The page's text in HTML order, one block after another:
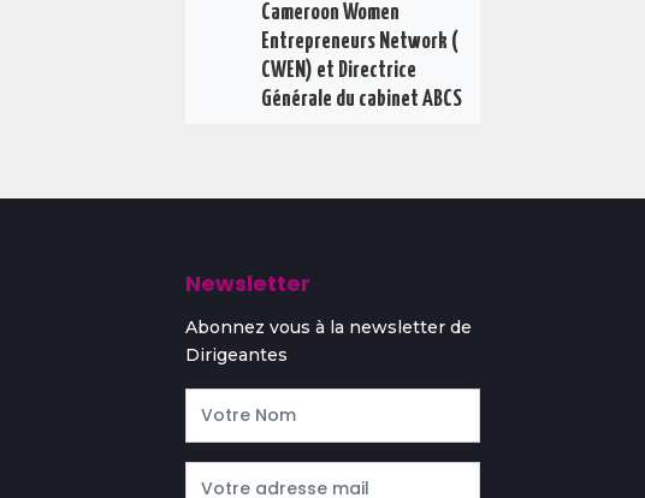
Cameroon Women
Entrepreneurs Network (
CWEN) et Directrice
Générale du cabinet ABCS
Newsletter
Abonnez vous à la newsletter de
Dirigeantes